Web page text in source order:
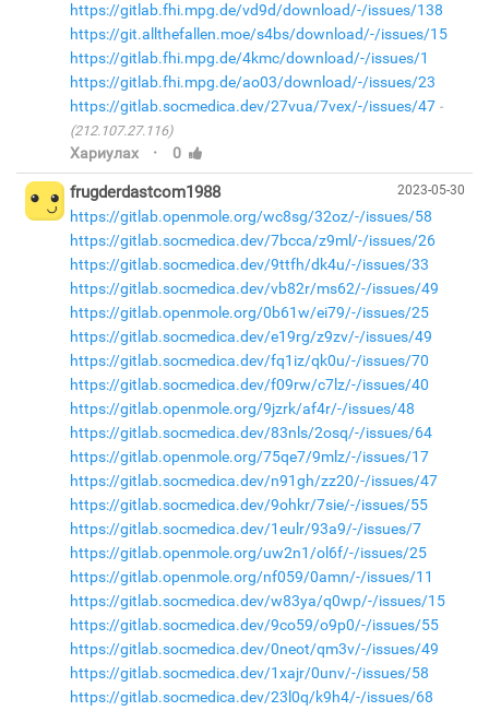
https://gitlab.fhi.mpg.de/vd9d/download/-/issues/138
https://git.allthefallen.moe/s4bs/download/-/issues/15
https://gitlab.fhi.mpg.de/4kmc/download/-/issues/1
https://gitlab.fhi.mpg.de/ao03/download/-/issues/23
https://gitlab.socmedica.dev/27vua/7vex/-/issues/47
(212.107.27.116)
Хариулах · 0
2023-05-30
frugderdastcom1988
https://gitlab.openmole.org/wc8sg/32oz/-/issues/58
https://gitlab.socmedica.dev/7bcca/z9ml/-/issues/26
https://gitlab.socmedica.dev/9ttfh/dk4u/-/issues/33
https://gitlab.socmedica.dev/vb82r/ms62/-/issues/49
https://gitlab.openmole.org/0b61w/ei79/-/issues/25
https://gitlab.socmedica.dev/e19rg/z9zv/-/issues/49
https://gitlab.socmedica.dev/fq1iz/qk0u/-/issues/70
https://gitlab.socmedica.dev/f09rw/c7lz/-/issues/40
https://gitlab.openmole.org/9jzrk/af4r/-/issues/48
https://gitlab.socmedica.dev/83nls/2osq/-/issues/64
https://gitlab.openmole.org/75qe7/9mlz/-/issues/17
https://gitlab.socmedica.dev/n91gh/zz20/-/issues/47
https://gitlab.socmedica.dev/9ohkr/7sie/-/issues/55
https://gitlab.socmedica.dev/1eulr/93a9/-/issues/7
https://gitlab.openmole.org/uw2n1/ol6f/-/issues/25
https://gitlab.openmole.org/nf059/0amn/-/issues/11
https://gitlab.socmedica.dev/w83ya/q0wp/-/issues/15
https://gitlab.socmedica.dev/9co59/o9p0/-/issues/55
https://gitlab.socmedica.dev/0neot/qm3v/-/issues/49
https://gitlab.socmedica.dev/1xajr/0unv/-/issues/58
https://gitlab.socmedica.dev/23l0q/k9h4/-/issues/68